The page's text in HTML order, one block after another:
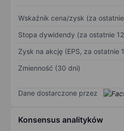
Wskaźnik cena/zysk (za
Stopa dywidendy (za ostatnie
Zysk na akcję (EPS, za ostatnie
Zmienność (30 dni)
Dane dostarczone przez
Konsensus analityków